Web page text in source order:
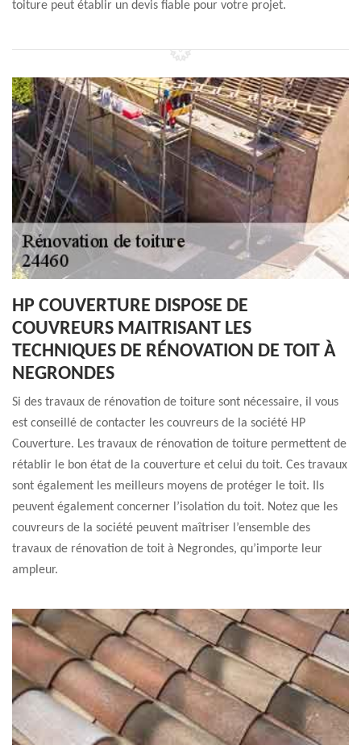
toiture peut établir un devis fiable pour votre projet.
HP COUVERTURE DISPOSE DE
COUVREURS MAITRISANT LES
TECHNIQUES DE RÉNOVATION DE TOIT À
NEGRONDES
Si des travaux de rénovation de toiture sont nécessaire, il vous
est conseillé de contacter les couvreurs de la société HP
Couverture. Les travaux de rénovation de toiture permettent de
rétablir le bon état de la couverture et celui du toit. Ces travaux
sont également les meilleurs moyens de protéger le toit. Ils
peuvent également concerner l’isolation du toit. Notez que les
couvreurs de la société peuvent maîtriser l’ensemble des
travaux de rénovation de toit à Negrondes, qu’importe leur
ampleur.